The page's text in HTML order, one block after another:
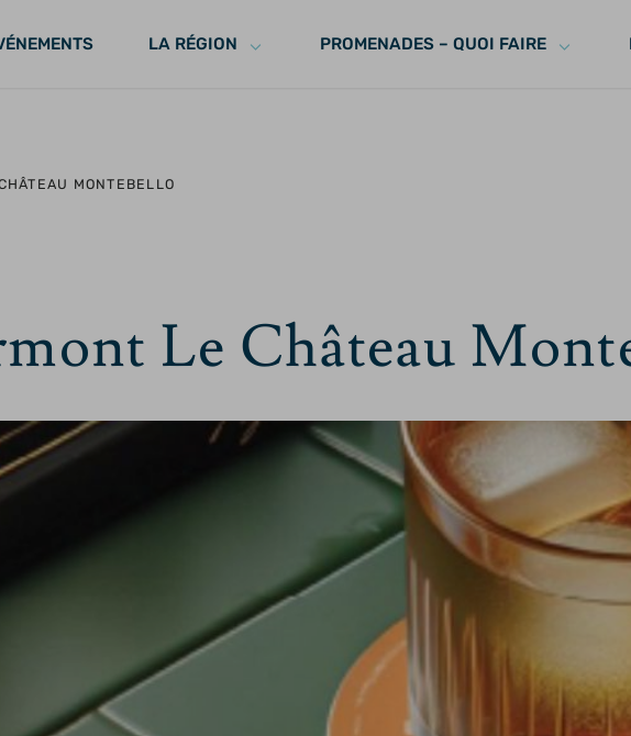
LA RÉGION PROMENADES – QUOI FAIRE
MONTEBELLO
Le Château